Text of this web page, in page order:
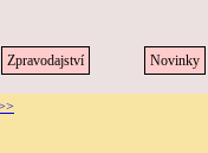
Zpravodajství Novinky